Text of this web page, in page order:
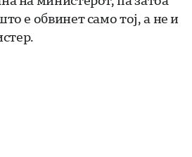
е обвинет само тој, а не и